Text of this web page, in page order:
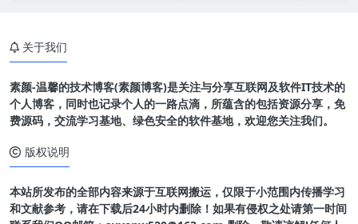
关于我们
素颜-温馨的技术博客(素颜博客)是关注与分享互联网及软件IT技术的
个人博客，同时也记录个人的一路点滴，所蕴含的包括资源分享，免
费源码，交流学习基地、绿色安全的软件基地，欢迎您关注我们。
版权说明
本站所发布的全部内容来源于互联网搬运，仅限于小范围内传播学习
和文献参考，请在下载后24小时内删除！如果有侵权之处请第一时间